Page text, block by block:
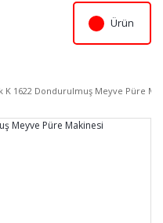
Ürün
K 1622 Dondurulmuş Meyve Püre